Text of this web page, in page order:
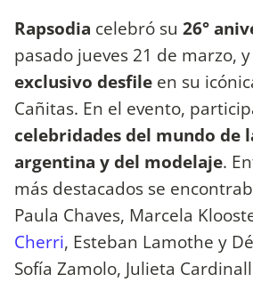
Rapsodia celebró su 26°
pasado jueves 21 de marzo,
exclusivo desfile en su
Cañitas. En el evento,
celebridades del mundo de
argentina y del modelaje.
más destacados se
Paula Chaves, Marcela
Cherri, Esteban Lamothe y
Sofía Zamolo, Julieta